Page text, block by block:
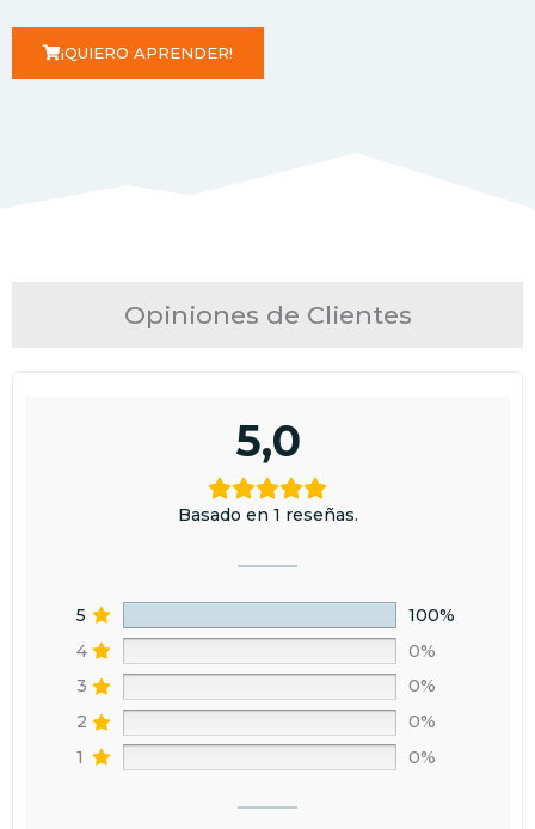
¡QUIERO APRENDER!
Opiniones de Clientes
5,0
Basado en 1 reseñas.
5
100%
4
0%
3
0%
2
0%
1
0%